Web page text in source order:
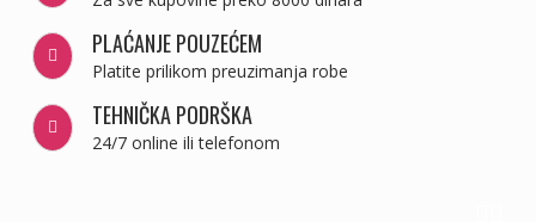
PLAĆANJE POUZEĆEM
Platite prilikom preuzimanja robe
TEHNIČKA PODRŠKA
24/7 online ili telefonom